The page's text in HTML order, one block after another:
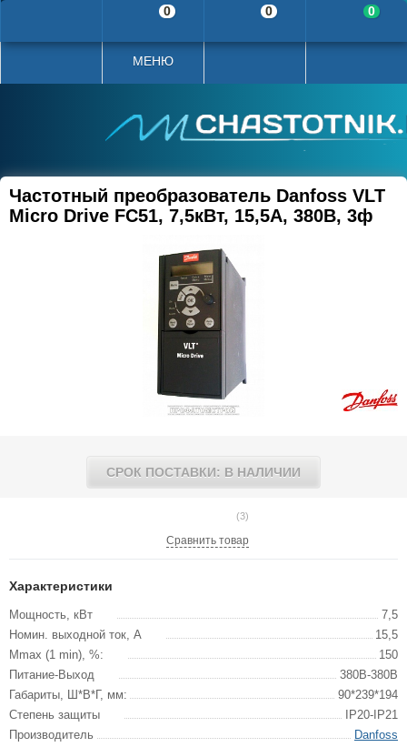
МЕНЮ
Частотный преобразователь Danfoss VLT
Micro Drive FC51, 7,5кВт, 15,5А, 380В, 3ф
СРОК ПОСТАВКИ: В НАЛИЧИИ
(3)
Сравнить товар
Характеристики
Мощность, кВт
7,5
Номин. выходной ток, А
15,5
Mmax (1 min), %:
150
Питание-Выход
380В-380В
Габариты, Ш*В*Г, мм:
90*239*194
Степень защиты
IP20-IP21
Производитель
Danfoss
0 0 0